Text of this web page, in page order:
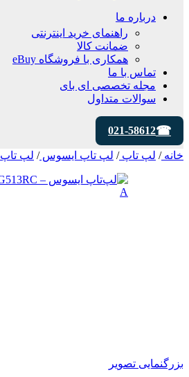
درباره ما
راهنمای خرید اینترنتی
ضمانت کالا
همکاری با فروشگاه eBuy
تماس با ما
مجله تخصصی ای‌ بای
سوالات متداول
021-58612
خانه/ لپ تاپ/ لپ تاپ ایسوس/ لپ تاپ ROG
بزرگنمایی تصویر